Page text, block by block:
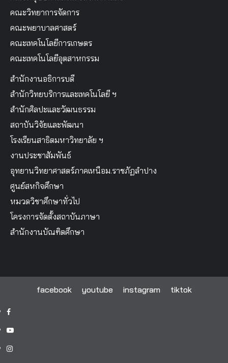
คณะวิทยาการจัดการ
คณะพยาบาลศาสตร์
คณะเทคโนโลยีการเกษตร
คณะเทคโนโลยีอุตสาหกรรม
สำนักงานอธิการบดี
สำนักวิทยบริการและเทคโนโลยี ฯ
สำนักศิลปะและวัฒนธรรม
สถาบันวิจัยและพัฒนา
โรงเรียนสาธิตมหาวิทยาลัย ฯ
งานประชาสัมพันธ์
อุทยานวิทยาศาสตร์ภาคเหนือม.ราชภัฏลำปาง
ศูนย์สหกิจศึกษา
หมวดวิชาศึกษาทั่วไป
โครงการจัดตั้งสถาบันภาษา
สำนักงานบัณฑิตศึกษา
facebook youtube instagram tiktok
facebook
youtube
instagram